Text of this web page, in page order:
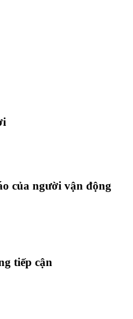
của người vận động
tiếp cận